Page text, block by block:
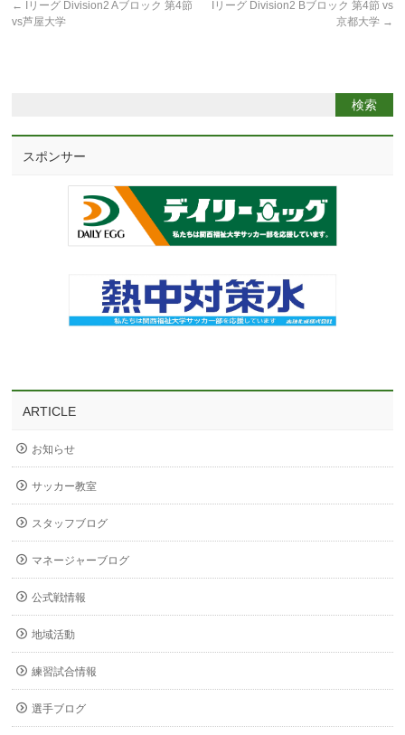
← Iリーグ Division2 Aブロック 第4節
vs芦屋大学
Iリーグ Division2 Bブロック 第4節 vs
京都大学 →
スポンサー
ARTICLE
お知らせ
サッカー教室
スタッフブログ
マネージャーブログ
公式戦情報
地域活動
練習試合情報
選手ブログ